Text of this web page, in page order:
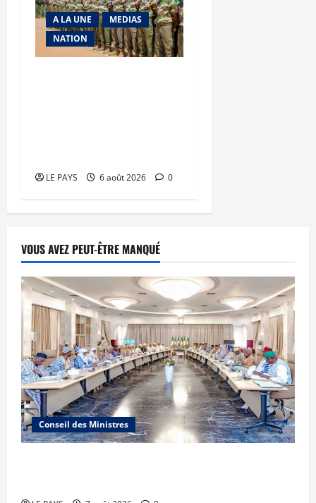
A LA UNE
MEDIAS
NATION
LE PAYS 6 août 2026 0
VOUS AVEZ PEUT-ÊTRE MANQUÉ
Conseil des Ministres